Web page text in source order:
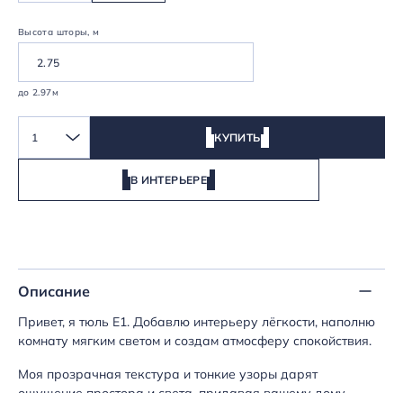
Высота шторы, м
до 2.97м
1 КУПИТЬ
В ИНТЕРЬЕРЕ
Описание
Привет, я тюль E1. Добавлю интерьеру лёгкости, наполню
комнату мягким светом и создам атмосферу спокойствия.
Моя прозрачная текстура и тонкие узоры дарят